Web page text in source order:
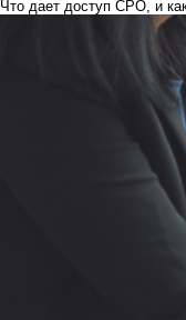
Что дает доступ СРО, и